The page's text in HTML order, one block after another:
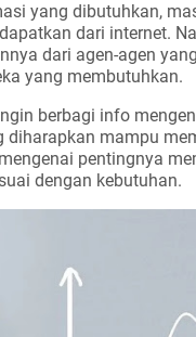
yang dibutuhkan,
dari internet.
dari agen-agen
yang membutuhkan.
berbagi info
diharapkan mampu
pentingnya
dengan kebutuhan.